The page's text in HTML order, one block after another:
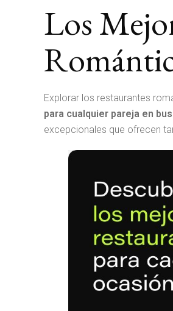
Los
Explorar los restaurantes
para cualquier pareja en
excepcionales que ofrecen